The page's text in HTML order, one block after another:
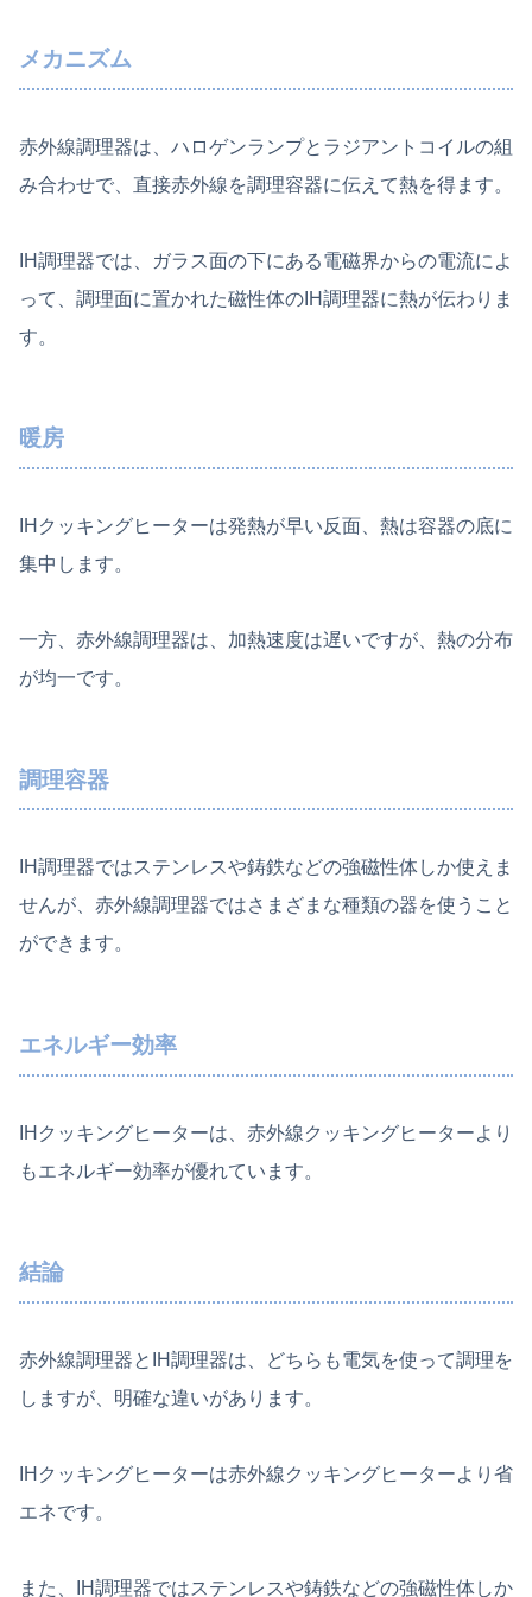
メカニズム
赤外線調理器は、ハロゲンランプとラジアントコイルの組
み合わせで、直接赤外線を調理容器に伝えて熱を得ます。
IH調理器では、ガラス面の下にある電磁界からの電流によ
って、調理面に置かれた磁性体のIH調理器に熱が伝わりま
す。
暖房
IHクッキングヒーターは発熱が早い反面、熱は容器の底に
集中します。
一方、赤外線調理器は、加熱速度は遅いですが、熱の分布
が均一です。
調理容器
IH調理器ではステンレスや鋳鉄などの強磁性体しか使えま
せんが、赤外線調理器ではさまざまな種類の器を使うこと
ができます。
エネルギー効率
IHクッキングヒーターは、赤外線クッキングヒーターより
もエネルギー効率が優れています。
結論
赤外線調理器とIH調理器は、どちらも電気を使って調理を
しますが、明確な違いがあります。
IHクッキングヒーターは赤外線クッキングヒーターより省
エネです。
また、IH調理器ではステンレスや鋳鉄などの強磁性体しか